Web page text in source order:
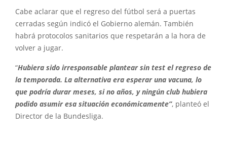
Cabe aclarar que el regreso del fútbol será a puertas
cerradas según indicó el Gobierno alemán. También
habrá protocolos sanitarios que respetarán a la hora de
volver a jugar.
“Hubiera sido irresponsable plantear sin test el regreso de
la temporada. La alternativa era esperar una vacuna, lo
que podría durar meses, si no años, y ningún club hubiera
podido asumir esa situación económicamente”, planteó el
Director de la Bundesliga.